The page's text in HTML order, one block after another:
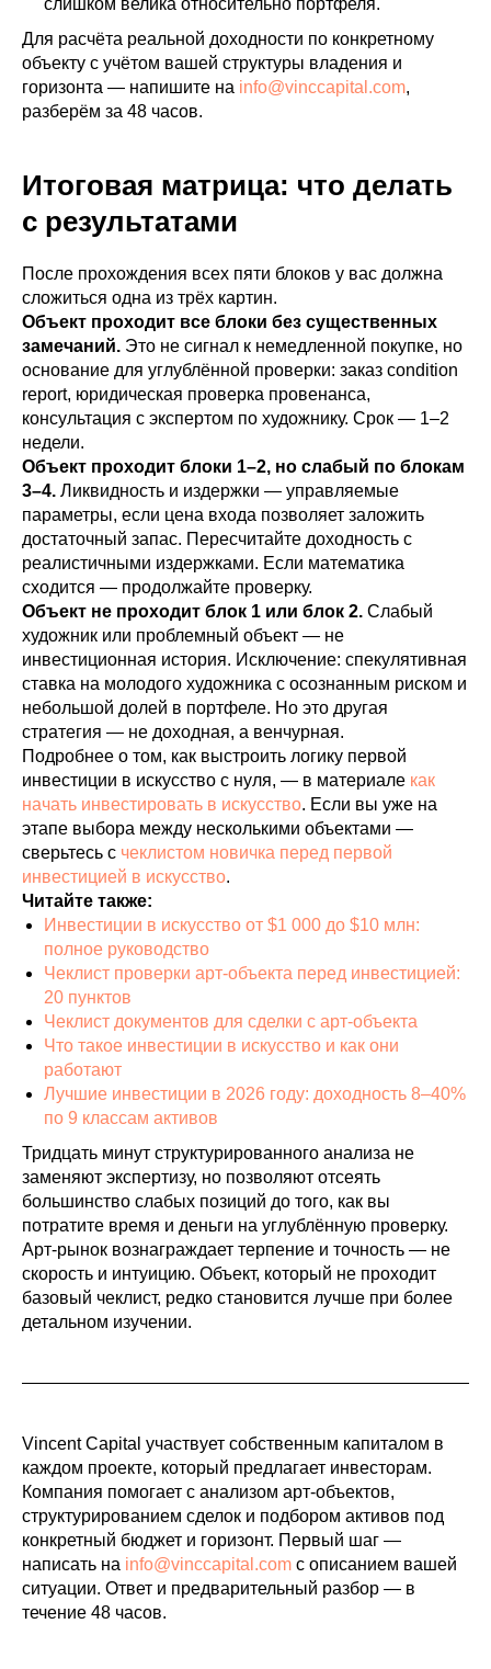
слишком велика относительно портфеля.
Для расчёта реальной доходности по конкретному
объекту с учётом вашей структуры владения и
горизонта — напишите на info@vinccapital.com,
разберём за 48 часов.
Итоговая матрица: что делать
с результатами
После прохождения всех пяти блоков у вас должна
сложиться одна из трёх картин.
Объект проходит все блоки без существенных
замечаний. Это не сигнал к немедленной покупке, но
основание для углублённой проверки: заказ condition
report, юридическая проверка провенанса,
консультация с экспертом по художнику. Срок — 1–2
недели.
Объект проходит блоки 1–2, но слабый по блокам
3–4. Ликвидность и издержки — управляемые
параметры, если цена входа позволяет заложить
достаточный запас. Пересчитайте доходность с
реалистичными издержками. Если математика
сходится — продолжайте проверку.
Объект не проходит блок 1 или блок 2. Слабый
художник или проблемный объект — не
инвестиционная история. Исключение: спекулятивная
ставка на молодого художника с осознанным риском и
небольшой долей в портфеле. Но это другая
стратегия — не доходная, а венчурная.
Подробнее о том, как выстроить логику первой
инвестиции в искусство с нуля, — в материале как
начать инвестировать в искусство. Если вы уже на
этапе выбора между несколькими объектами —
сверьтесь с чеклистом новичка перед первой
инвестицией в искусство.
Читайте также:
Инвестиции в искусство от $1 000 до $10 млн:
полное руководство
Чеклист проверки арт-объекта перед инвестицией:
20 пунктов
Чеклист документов для сделки с арт-объекта
Что такое инвестиции в искусство и как они
работают
Лучшие инвестиции в 2026 году: доходность 8–40%
по 9 классам активов
Тридцать минут структурированного анализа не
заменяют экспертизу, но позволяют отсеять
большинство слабых позиций до того, как вы
потратите время и деньги на углублённую проверку.
Арт-рынок вознаграждает терпение и точность — не
скорость и интуицию. Объект, который не проходит
базовый чеклист, редко становится лучше при более
детальном изучении.
Vincent Capital участвует собственным капиталом в
каждом проекте, который предлагает инвесторам.
Компания помогает с анализом арт-объектов,
структурированием сделок и подбором активов под
конкретный бюджет и горизонт. Первый шаг —
написать на info@vinccapital.com с описанием вашей
ситуации. Ответ и предварительный разбор — в
течение 48 часов.